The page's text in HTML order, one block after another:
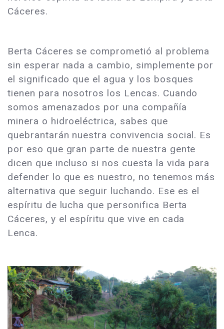
Cáceres.
Berta Cáceres se comprometió al problema
sin esperar nada a cambio, simplemente por
el significado que el agua y los bosques
tienen para nosotros los Lencas. Cuando
somos amenazados por una compañía
minera o hidroeléctrica, sabes que
quebrantarán nuestra convivencia social. Es
por eso que gran parte de nuestra gente
dicen que incluso si nos cuesta la vida para
defender lo que es nuestro, no tenemos más
alternativa que seguir luchando. Ese es el
espíritu de lucha que personifica Berta
Cáceres, y el espíritu que vive en cada
Lenca.